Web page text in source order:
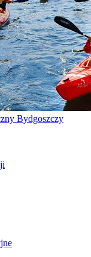
Bydgoszczy